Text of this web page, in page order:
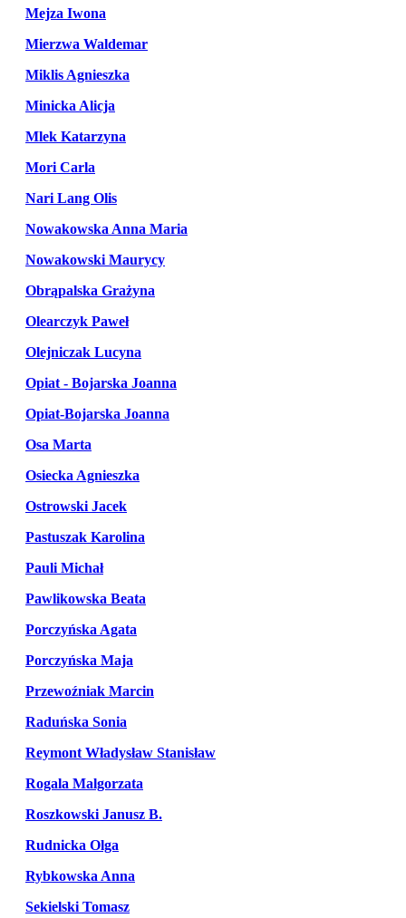
Mejza Iwona
Mierzwa Waldemar
Miklis Agnieszka
Minicka Alicja
Mlek Katarzyna
Mori Carla
Nari Lang Olis
Nowakowska Anna Maria
Nowakowski Maurycy
Obrąpalska Grażyna
Olearczyk Paweł
Olejniczak Lucyna
Opiat - Bojarska Joanna
Opiat-Bojarska Joanna
Osa Marta
Osiecka Agnieszka
Ostrowski Jacek
Pastuszak Karolina
Pauli Michał
Pawlikowska Beata
Porczyńska Agata
Porczyńska Maja
Przewoźniak Marcin
Raduńska Sonia
Reymont Władysław Stanisław
Rogala Malgorzata
Roszkowski Janusz B.
Rudnicka Olga
Rybkowska Anna
Sekielski Tomasz